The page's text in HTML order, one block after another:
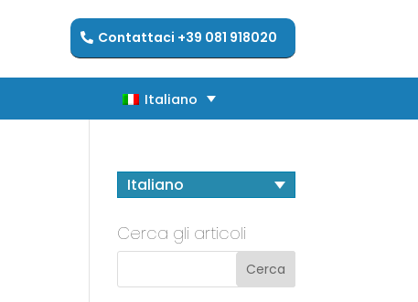
Contattaci +39 081 918020
Italiano
Italiano
Italiano
Cerca gli articoli